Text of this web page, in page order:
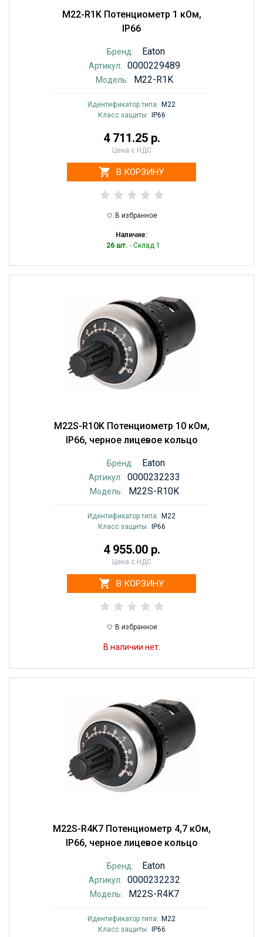
M22-R1K Потенциометр 1 кОм,
IP66
Бренд: Eaton
Артикул: 0000229489
Модель: M22-R1K
Идентификатор типа: M22
Класс защиты:
IP66
4 711.25 р.
Цена с НДС
В КОРЗИНУ
В избранное
Наличие:
26 шт. - Склад 1
M22S-R10K Потенциометр 10 кОм,
IP66, черное лицевое кольцо
Бренд: Eaton
Артикул: 0000232233
Модель: M22S-R10K
Идентификатор типа: M22
Класс защиты:
IP66
4 955.00 р.
Цена с НДС
В КОРЗИНУ
В избранное
В наличии нет.
M22S-R4K7 Потенциометр 4,7 кОм,
IP66, черное лицевое кольцо
Бренд: Eaton
Артикул: 0000232232
Модель: M22S-R4K7
Идентификатор типа: M22
Класс защиты:
IP66